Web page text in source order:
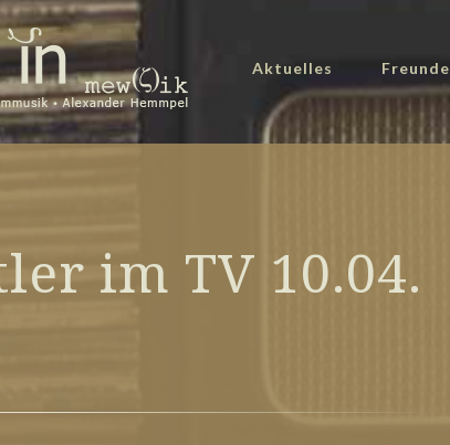
Aktuelles Freunde
im TV 10.04.